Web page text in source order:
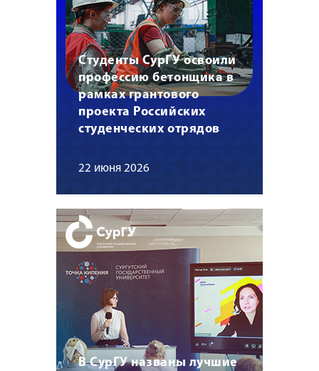
Студенты СурГУ освоили
профессию бетонщика в
рамках грантового
проекта Российских
студенческих отрядов
22 июня 2026
В СурГУ названы лучшие